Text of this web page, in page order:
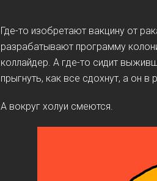
Где-то изобретают вакцину от
разрабатывают программу
коллайдер. А где-то сидит
прыгнуть, как все сдохнут, а он в
А вокруг холуи смеются.